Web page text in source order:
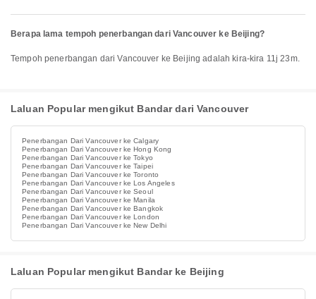
Berapa lama tempoh penerbangan dari Vancouver ke Beijing?
Tempoh penerbangan dari Vancouver ke Beijing adalah kira-kira 11j 23m.
Laluan Popular mengikut Bandar dari Vancouver
Penerbangan Dari Vancouver ke Calgary
Penerbangan Dari Vancouver ke Hong Kong
Penerbangan Dari Vancouver ke Tokyo
Penerbangan Dari Vancouver ke Taipei
Penerbangan Dari Vancouver ke Toronto
Penerbangan Dari Vancouver ke Los Angeles
Penerbangan Dari Vancouver ke Seoul
Penerbangan Dari Vancouver ke Manila
Penerbangan Dari Vancouver ke Bangkok
Penerbangan Dari Vancouver ke London
Penerbangan Dari Vancouver ke New Delhi
Laluan Popular mengikut Bandar ke Beijing